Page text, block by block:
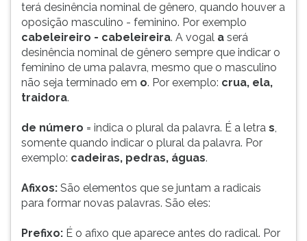
terá desinência nominal de gênero, quando houver a
oposição masculino - feminino. Por exemplo
cabeleireiro - cabeleireira. A vogal a será
desinência nominal de gênero sempre que indicar o
feminino de uma palavra, mesmo que o masculino
não seja terminado em o. Por exemplo: crua, ela,
traidora.
de número = indica o plural da palavra. É a letra s,
somente quando indicar o plural da palavra. Por
exemplo: cadeiras, pedras, águas.
Afixos: São elementos que se juntam a radicais
para formar novas palavras. São eles:
Prefixo: É o afixo que aparece antes do radical. Por